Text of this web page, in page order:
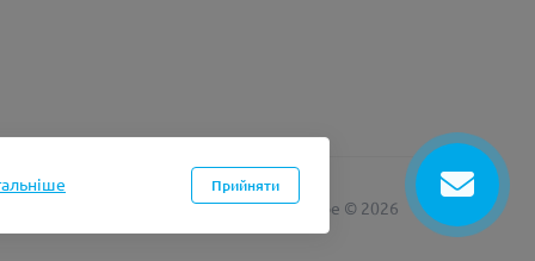
інтернет магазинів на Opencartmyvape © 2026
Прийняти